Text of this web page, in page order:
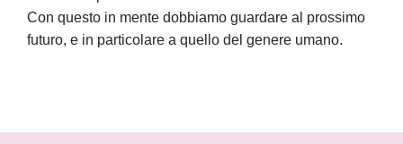
Con questo in mente dobbiamo guardare al prossimo
futuro, e in particolare a quello del genere umano.